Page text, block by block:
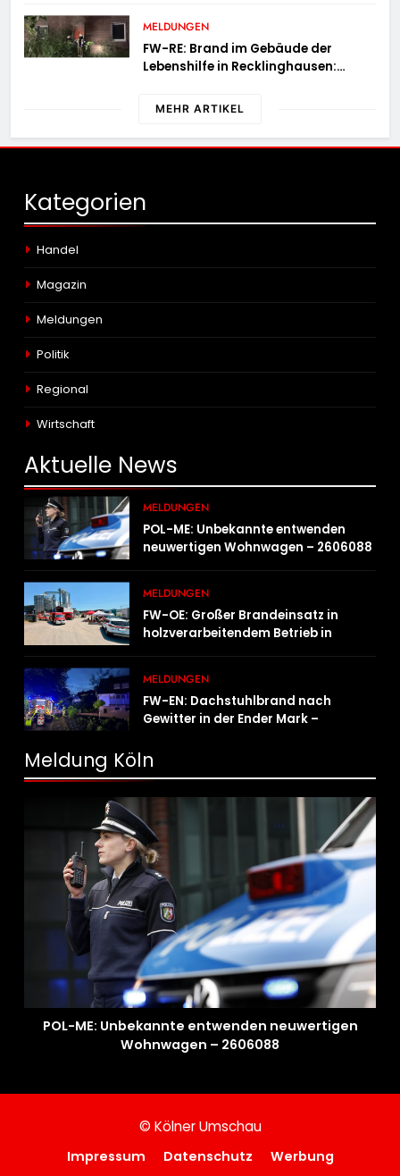
MELDUNGEN
FW-RE: Brand im Gebäude der
Lebenshilfe in Recklinghausen:
MEHR ARTIKEL
Kategorien
Handel
Magazin
Meldungen
Politik
Regional
Wirtschaft
Aktuelle News
MELDUNGEN
POL-ME: Unbekannte entwenden
neuwertigen Wohnwagen – 2606088
MELDUNGEN
FW-OE: Großer Brandeinsatz in
holzverarbeitendem Betrieb in
MELDUNGEN
FW-EN: Dachstuhlbrand nach
Gewitter in der Ender Mark –
Brandausbreitung
Meldung Köln
POL-ME: Unbekannte entwenden neuwertigen
Wohnwagen – 2606088
© Kölner Umschau
Impressum Datenschutz Werbung